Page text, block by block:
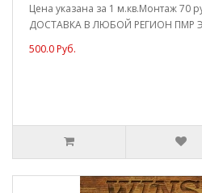
Цена указана за 1 м.кв.Монтаж
ДОСТАВКА В ЛЮБОЙ РЕГИОН ПМР
500.0 Руб.